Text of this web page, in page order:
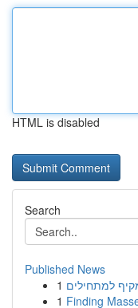
HTML is disabled
Search
Published News
1 למתחילים
1 Finding